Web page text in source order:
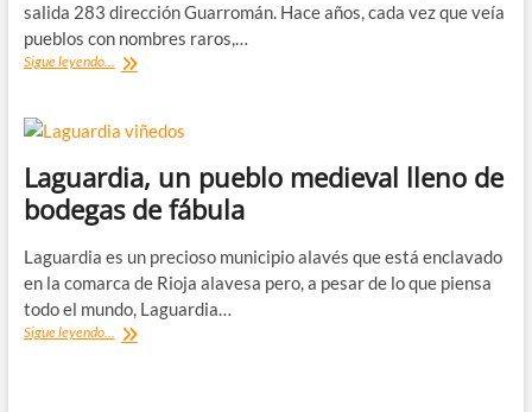
salida 283 dirección Guarromán. Hace años, cada vez que veía
pueblos con nombres raros,…
Sigue leyendo... Los
nombres
que
he
visitado
Laguardia, un pueblo medieval lleno de
bodegas de fábula
Laguardia es un precioso municipio alavés que está enclavado
en la comarca de Rioja alavesa pero, a pesar de lo que piensa
todo el mundo, Laguardia…
Sigue leyendo... Laguardia,